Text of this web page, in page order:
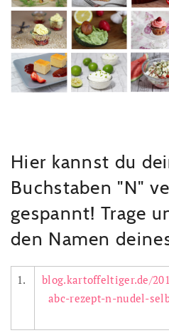
Hier kannst du
Buchstaben "N"
gespannt! Trage
den Namen
1.
blog.kartoffeltiger.de/
abc-rezept-n-nudel-